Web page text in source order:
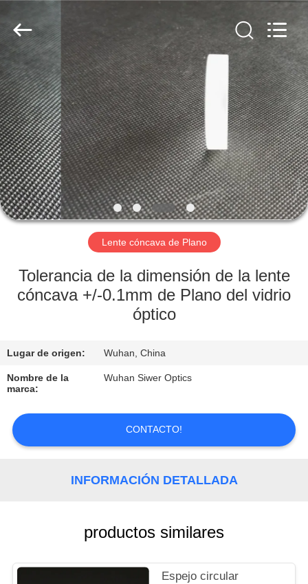
HOGAR
PRODUCTOS
SOBRE
NOSOTROS
VIAJE
LA
FÁBRICA
DE
CALIDAD
ÉNTRENOS
EN
CONTACTO
UNA
Proveedor.
Copyright
2020
interference-
filter.com.
All
Rights
Reserved.
Lente cóncava de Plano
Tolerancia de la dimensión de la lente
cóncava +/-0.1mm de Plano del vidrio
óptico
Lugar de origen: Wuhan, China
Nombre de la
marca:
Wuhan Siwer Optics
CONTACTO!
INFORMACIÓN DETALLADA
productos similares
Espejo circular